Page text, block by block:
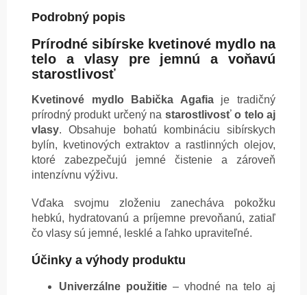
Podrobný popis
Prírodné sibírske kvetinové mydlo na
telo a vlasy pre jemnú a voňavú
starostlivosť
Kvetinové mydlo Babička Agafiaje tradičný
prírodný produkt určený na starostlivosť o telo aj
vlasy. Obsahuje bohatú kombináciu sibírskych
bylín, kvetinových extraktov a rastlinných olejov,
ktoré zabezpečujú jemné čistenie a zároveň
intenzívnu výživu.
Vďaka svojmu zloženiu zanecháva pokožku
hebkú, hydratovanú a príjemne prevoňanú, zatiaľ
čo vlasy sú jemné, lesklé a ľahko upraviteľné.
Účinky a výhody produktu
Univerzálne použitie– vhodné na telo aj